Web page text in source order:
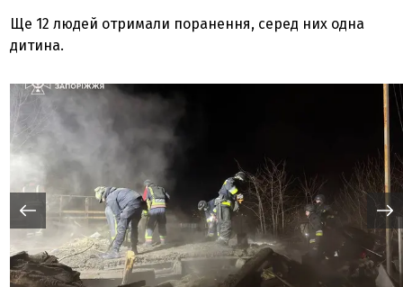
Ще 12 людей отримали поранення, серед них одна
дитина.